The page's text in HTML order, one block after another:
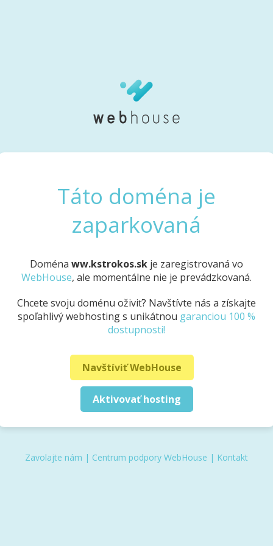
Táto doména je
zaparkovaná
Doména ww.kstrokos.sk je zaregistrovaná vo
WebHouse, ale momentálne nie je prevádzkovaná.
Chcete svoju doménu oživiť? Navštívte nás a získajte
spoľahlivý webhosting s unikátnou garanciou 100 %
dostupnosti!
Navštíviť WebHouse
Aktivovať hosting
Zavolajte nám | Centrum podpory WebHouse | Kontakt